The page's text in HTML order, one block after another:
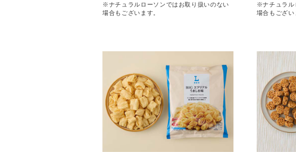
※ナチュラルローソンではお取り扱いのない
場合もございます。
※ナチュラル
場合もござい